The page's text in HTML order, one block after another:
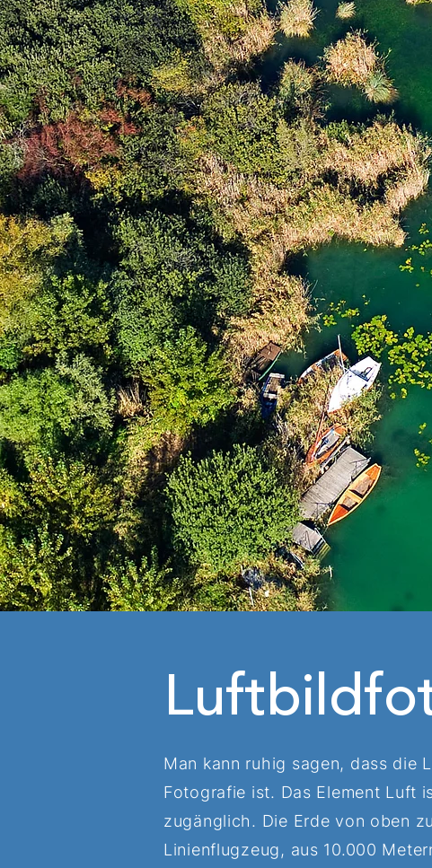
Man kann ruhig sagen, dass die
Fotografie ist. Das Element Luft
zugänglich. Die Erde von oben
Linienflugzeug, aus 10.000